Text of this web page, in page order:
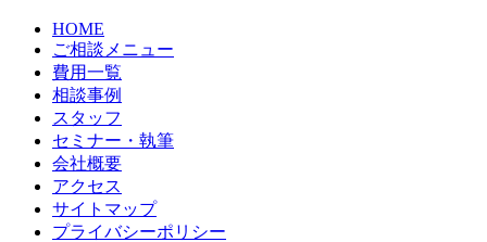
HOME
ご相談メニュー
費用一覧
相談事例
スタッフ
セミナー・執筆
会社概要
アクセス
サイトマップ
プライバシーポリシー